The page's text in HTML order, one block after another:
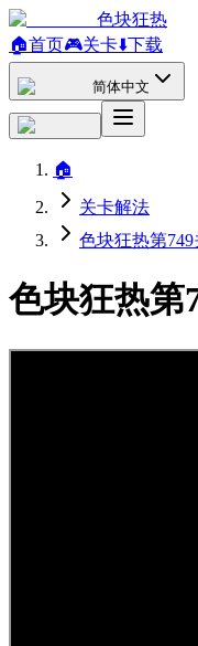
色块狂热
🏠首页🎮关卡⬇️下载
简体中文
🏠
关卡解法
色块狂热第
色块狂热第